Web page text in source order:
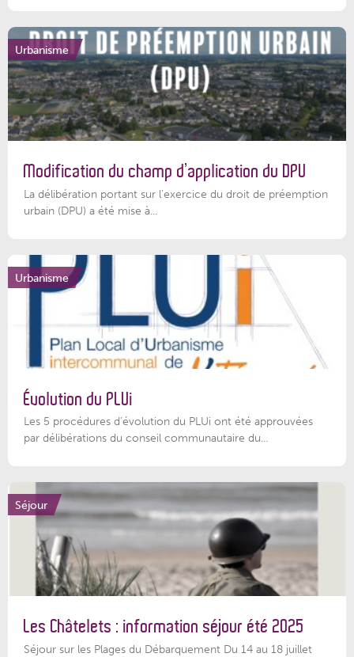
Urbanisme
Modification du champ d’application du DPU
La délibération portant sur l’exercice du droit de préemption
urbain (DPU) a été mise à...
Urbanisme
Évolution du PLUi
Les 5 procédures d’évolution du PLUi ont été approuvées
par délibérations du conseil communautaire du...
Séjour
Les Châtelets : information séjour été 2025
Séjour sur les Plages du Débarquement Du 14 au 18 juillet